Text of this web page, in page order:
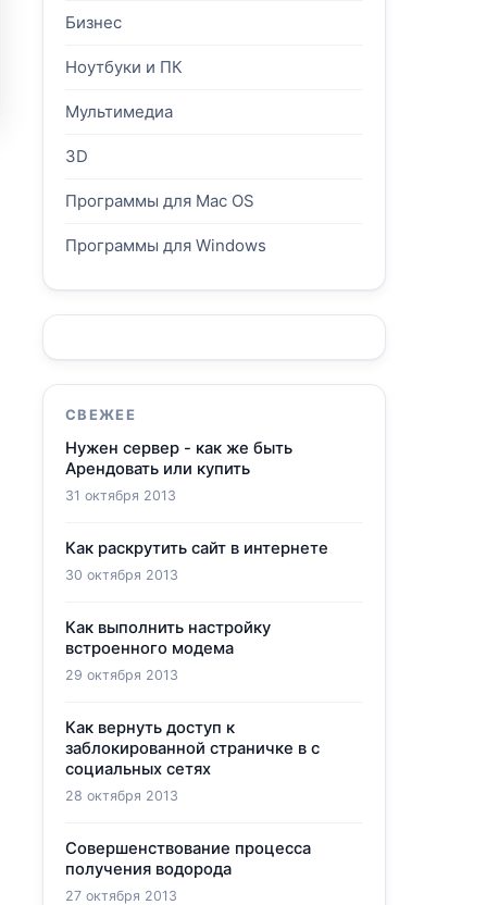
Бизнес
Ноутбуки и ПК
Мультимедиа
3D
Программы для Mac OS
Программы для Windows
СВЕЖЕЕ
Нужен сервер - как же быть
Арендовать или купить
31 октября 2013
Как раскрутить сайт в интернете
30 октября 2013
Как выполнить настройку
встроенного модема
29 октября 2013
Как вернуть доступ к
заблокированной страничке в с
социальных сетях
28 октября 2013
Совершенствование процесса
получения водорода
27 октября 2013